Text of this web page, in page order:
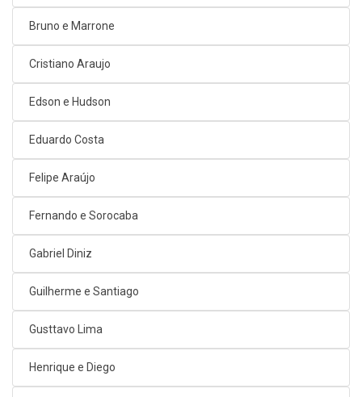
Bruno e Marrone
Cristiano Araujo
Edson e Hudson
Eduardo Costa
Felipe Araújo
Fernando e Sorocaba
Gabriel Diniz
Guilherme e Santiago
Gusttavo Lima
Henrique e Diego